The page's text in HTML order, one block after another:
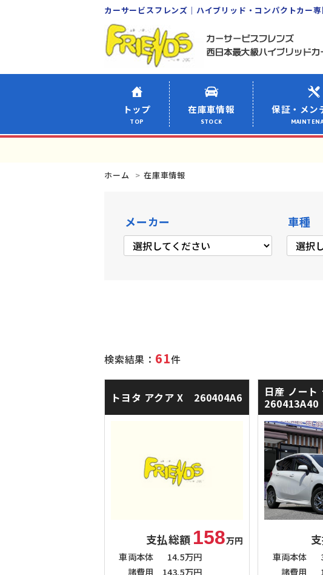
カーサービスフレンズ｜ハイブリッド・コンパクトカー
トップ
TOP
在庫車情報
STOCK
保証・メン
ホーム 在庫車情報
メーカー 車種
検索結果： 61件
トヨタ アクアX 260404A6
支払総額 158万円
車両本体
14.5万円
諸費用
143.5万円
日産 ノート
260413A40
車両本体
諸費用